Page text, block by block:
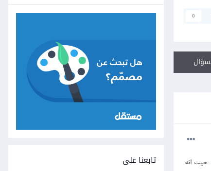
0
حيث انه
تابعنا على